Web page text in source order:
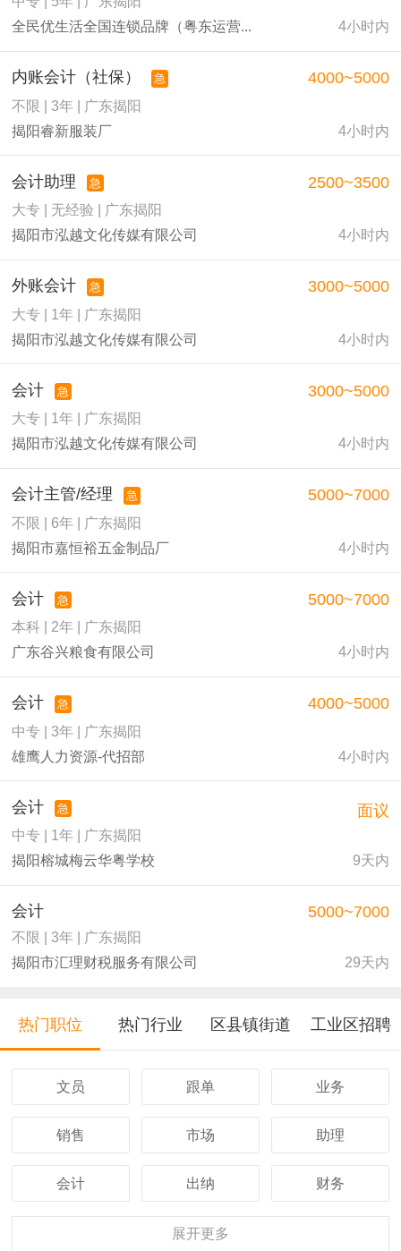
全民优生活全国连锁品牌（粤东运营...
4小时内
内账会计（社保） 急
不限 | 3年 | 广东揭阳
揭阳睿新服装厂
4000~5000
4小时内
会计助理 急
大专 | 无经验 | 广东揭阳
揭阳市泓越文化传媒有限公司
2500~3500
4小时内
外账会计 急
大专 | 1年 | 广东揭阳
揭阳市泓越文化传媒有限公司
3000~5000
4小时内
会计 急
大专 | 1年 | 广东揭阳
揭阳市泓越文化传媒有限公司
3000~5000
4小时内
会计主管/经理 急
不限 | 6年 | 广东揭阳
揭阳市嘉恒裕五金制品厂
5000~7000
4小时内
会计 急
本科 | 2年 | 广东揭阳
广东谷兴粮食有限公司
5000~7000
4小时内
会计 急
中专 | 3年 | 广东揭阳
雄鹰人力资源-代招部
4000~5000
4小时内
会计 急
中专 | 1年 | 广东揭阳
揭阳榕城梅云华粤学校
面议
9天内
会计
不限 | 3年 | 广东揭阳
揭阳市汇理财税服务有限公司
5000~7000
29天内
热门职位 热门行业 区县镇街道 工业区招聘
文员 跟单 业务
销售 市场 助理
会计 出纳 财务
行政
展开更多